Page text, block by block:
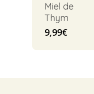
Miel de
Thym
9,99€